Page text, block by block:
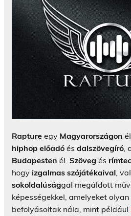
Rapture egy Magyarországon
hiphop előadó és dalszövegíró,
Budapesten él. Szöveg és
hogy izgalmas szójátékaival,
sokoldalúsággal megáldott
képességekkel, amelyeket olyan
befolyásoltak nála, mint például